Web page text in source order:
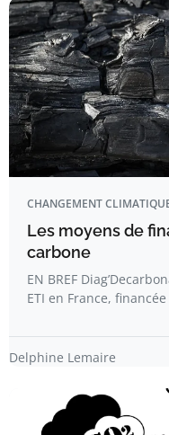
CHANGEMENT
Les moyens de
carbone
EN BREF
ETI en France, financée
Delphine Lemaire